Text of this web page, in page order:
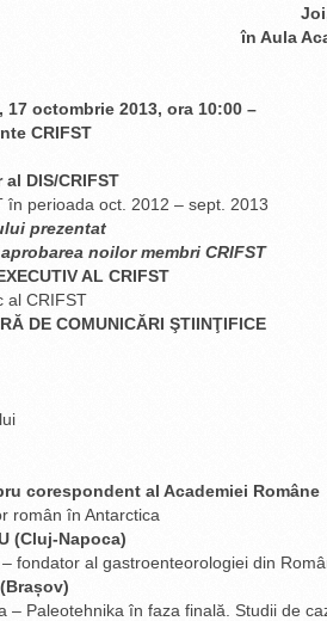
în Aula
octombrie 2013, ora 10:00 –
CRIFST
al DIS/CRIFST
în perioada oct. 2012 – sept. 2013
prezentat
noilor membri CRIFST
AL CRIFST
al CRIFST
DE COMUNICĂRI ŞTIINŢIFICE
corespondent al Academiei Române
român în Antarctica
(Cluj-Napoca)
fondator al gastroenteorologiei din
– Paleotehnika în faza finală. Studii de